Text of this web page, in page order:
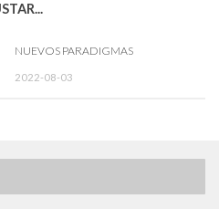
NUEVOS PARADIGMAS
2022-08-03